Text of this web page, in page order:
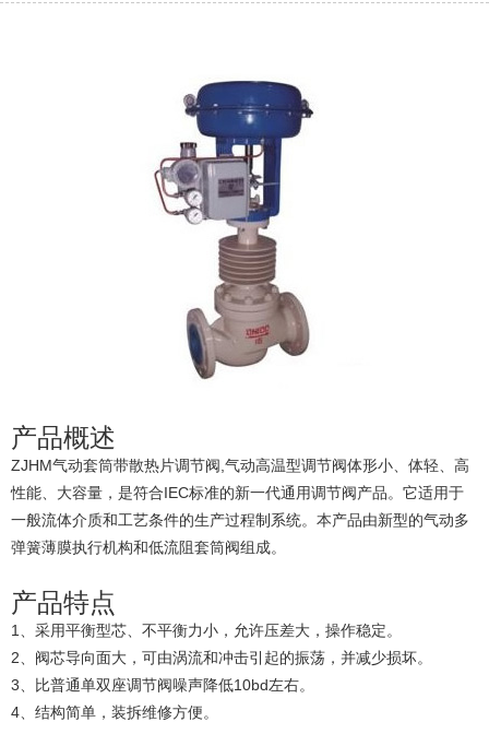
产品概述
ZJHM气动套筒带散热片调节阀,气动高温型调节阀体形小、体轻、高
性能、大容量，是符合IEC标准的新一代通用调节阀产品。它适用于
一般流体介质和工艺条件的生产过程制系统。本产品由新型的气动多
弹簧薄膜执行机构和低流阻套筒阀组成。
产品特点
1、采用平衡型芯、不平衡力小，允许压差大，操作稳定。
2、阀芯导向面大，可由涡流和冲击引起的振荡，并减少损坏。
3、比普通单双座调节阀噪声降低10bd左右。
4、结构简单，装拆维修方便。